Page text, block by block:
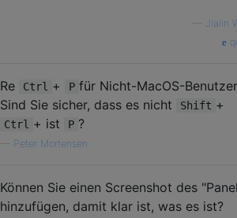
Jialin
Re Ctrl + P für Nicht-MacOS-
Sind Sie sicher, dass es nicht
Shift +
Ctrl + ist P ?
Peter Mortensen
Können Sie einen Screenshot des
hinzufügen, damit klar ist, was es ist?